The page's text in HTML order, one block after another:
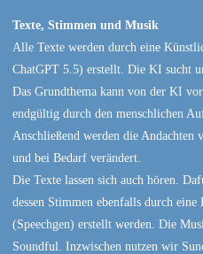
Texte, Stimmen und Musik
Alle Texte werden durch eine
ChatGPT 5.5) erstellt. Die KI sucht
Das Grundthema kann von der KI
endgültig durch den menschlichen
Anschließend werden die Andachten
und bei Bedarf verändert.
Die Texte lassen sich auch hören.
dessen Stimmen ebenfalls durch
(Speechgen) erstellt werden. Die
Soundful. Inzwischen nutzen wir